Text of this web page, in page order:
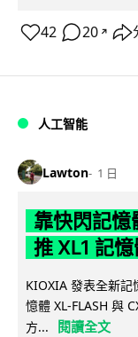
42 20 ↗
人工智能
Lawton 1 日
靠快閃記憶
推 XL1 記
KIOXIA 發表全新記
憶體 XL-FLASH 與
方...
閱讀全文